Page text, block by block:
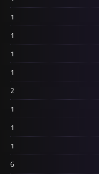
1
1
1
1
2
1
1
1
6